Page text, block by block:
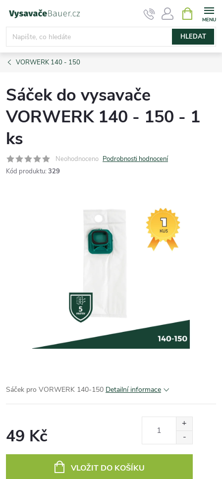
obsah
HLEDAT
NÁKUPNÍ
KOŠÍK
VORWERK 140 - 150
Sáček do vysavače
VORWERK 140 - 150 - 1
ks
Neohodnoceno Podrobnosti hodnocení
Kód produktu: 329
Sáček pro VORWERK 140-150 Detailní informace
49 Kč
VLOŽIT DO KOŠÍKU